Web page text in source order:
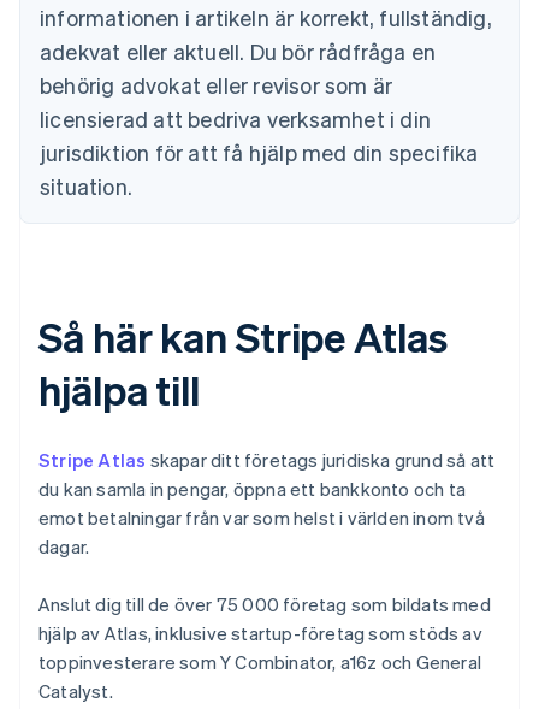
informationen i artikeln är korrekt, fullständig,
adekvat eller aktuell. Du bör rådfråga en
behörig advokat eller revisor som är
licensierad att bedriva verksamhet i din
jurisdiktion för att få hjälp med din specifika
situation.
Så här kan Stripe Atlas
hjälpa till
Stripe Atlas skapar ditt företags juridiska grund så att
du kan samla in pengar, öppna ett bankkonto och ta
emot betalningar från var som helst i världen inom två
dagar.
Anslut dig till de över 75 000 företag som bildats med
hjälp av Atlas, inklusive startup-företag som stöds av
toppinvesterare som Y Combinator, a16z och General
Catalyst.